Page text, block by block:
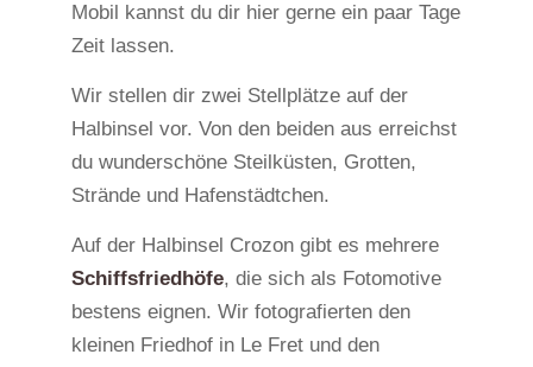
Mobil kannst du dir hier gerne ein paar Tage
Zeit lassen.
Wir stellen dir zwei Stellplätze auf der
Halbinsel vor. Von den beiden aus erreichst
du wunderschöne Steilküsten, Grotten,
Strände und Hafenstädtchen.
Auf der Halbinsel Crozon gibt es mehrere
Schiffsfriedhöfe, die sich als Fotomotive
bestens eignen. Wir fotografierten den
kleinen Friedhof in Le Fret und den